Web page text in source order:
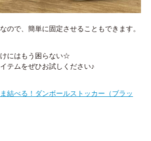
ので、簡単に固定させることもできます。
にはもう困らない☆
テムをぜひお試しください♪
結べる！ダンボールストッカー（ブラッ